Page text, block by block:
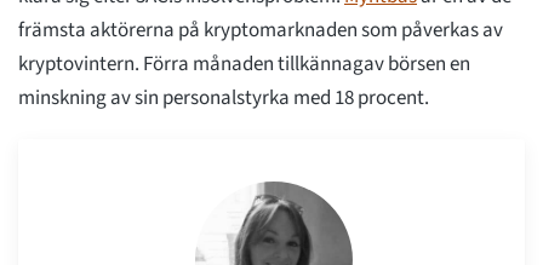
främsta aktörerna på kryptomarknaden som påverkas av
kryptovintern. Förra månaden tillkännagav börsen en
minskning av sin personalstyrka med 18 procent.